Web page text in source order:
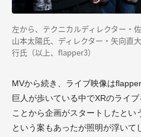
左から、テクニカルディレクター・
山本太陽氏、ディレクター・矢向直
行氏（以上、flapper3）
MVから続き、ライブ映像は
巨人が歩いている中でXRのライ
ことから企画がスタートしたとい
という案もあったが照明が浮いて